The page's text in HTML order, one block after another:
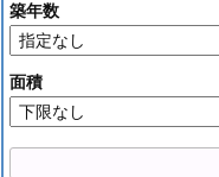
築年数
面積